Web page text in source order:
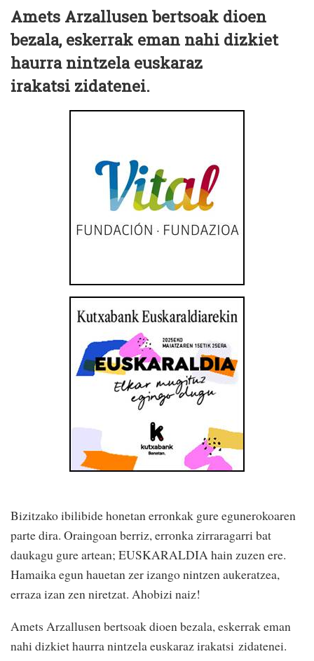
Amets Arzallusen bertsoak dioen
bezala, eskerrak eman nahi dizkiet
haurra nintzela euskaraz
irakatsi zidatenei.
Bizitzako ibilibide honetan erronkak gure egunerokoaren
parte dira. Oraingoan berriz, erronka zirraragarri bat
daukagu gure artean; EUSKARALDIA hain zuzen ere.
Hamaika egun hauetan zer izango nintzen aukeratzea,
erraza izan zen niretzat. Ahobizi naiz!
Amets Arzallusen bertsoak dioen bezala, eskerrak eman
nahi dizkiet haurra nintzela euskaraz irakatsi zidatenei.